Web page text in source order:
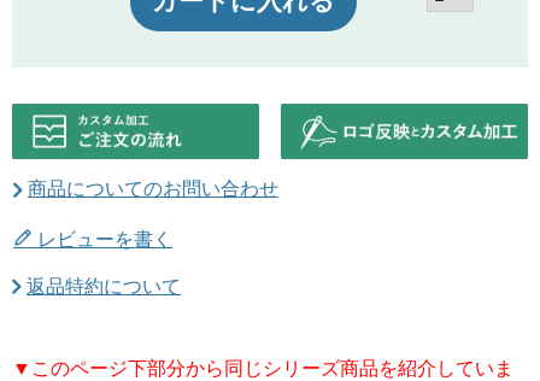
商品についてのお問い合わせ
レビューを書く
返品特約について
▼このページ下部分から同じシリーズ商品を紹介していま